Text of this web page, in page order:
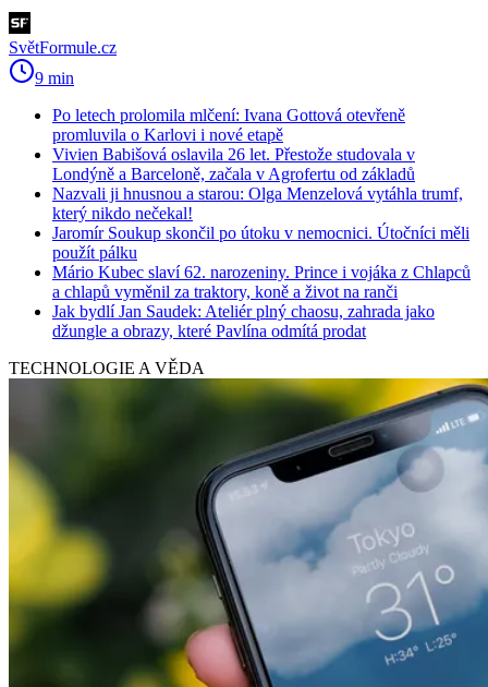
SvětFormule.cz
9 min
Po letech prolomila mlčení: Ivana Gottová otevřeně
promluvila o Karlovi i nové etapě
Vivien Babišová oslavila 26 let. Přestože studovala v
Londýně a Barceloně, začala v Agrofertu od základů
Nazvali ji hnusnou a starou: Olga Menzelová vytáhla trumf,
který nikdo nečekal!
Jaromír Soukup skončil po útoku v nemocnici. Útočníci měli
použít pálku
Mário Kubec slaví 62. narozeniny. Prince i vojáka z Chlapců
a chlapů vyměnil za traktory, koně a život na ranči
Jak bydlí Jan Saudek: Ateliér plný chaosu, zahrada jako
džungle a obrazy, které Pavlína odmítá prodat
TECHNOLOGIE A VĚDA